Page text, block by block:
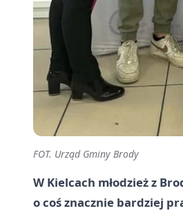
FOT. Urząd Gminy Brody
W Kielcach młodzież z
o coś znacznie bardziej